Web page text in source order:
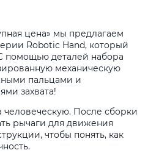
цена» мы предлагаем
Robotic Hand, который
помощью деталей набора
механическую
пальцами и
захвата!
человеческую. После сборки
рычаги для движения
чтобы понять, как